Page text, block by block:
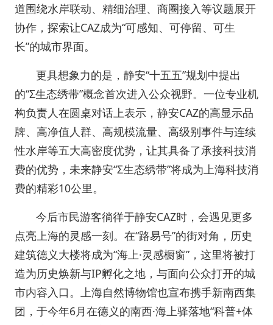
道围绕水岸联动、精细治理、商圈接入等议题展开
协作，探索让CAZ成为“可感知、可停留、可生
长”的城市界面。
更具想象力的是，静安“十五五”规划中提出
的“Σ生态绣带”概念首次进入公众视野。一位专业机
构负责人在圆桌对话上表示，静安CAZ的高显示品
牌、高净值人群、高规模流量、高级别事件与连续
性水岸等五大高密度优势，让其具备了承接科技消
费的优势，未来静安“Σ生态绣带”将成为上海科技消
费的精彩10公里。
今后市民游客徜徉于静安CAZ时，会遇见更多
点亮上海的灵感一刻。在“路易号”的街对角，历史
建筑德义大楼将成为“海上·灵感橱窗”，这里将被打
造为历史焕新与IP孵化之地，与面向公众打开的城
市内容入口。上海自然博物馆也宣布携手新南西集
团，于今年6月在德义的南西·海上驿落地“科普+体